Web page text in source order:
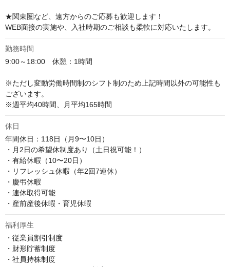
★関東圏など、遠方からのご応募も歓迎します！
WEB面接の実施や、入社時期のご相談も柔軟に対応いたします。
勤務時間
9:00～18:00　休憩：1時間
※ただし変動労働時間制のシフト制のため上記時間以外の可能性も
ございます。
※週平均40時間、月平均165時間
休日
年間休日：118日（月9〜10日）
・月2日の希望休制度あり（土日祝可能！）
・有給休暇（10〜20日）
・リフレッシュ休暇（年2回7連休）
・慶弔休暇
・連休取得可能
・産前産後休暇・育児休暇
福利厚生
・従業員割引制度
・財形貯蓄制度
・社員持株制度